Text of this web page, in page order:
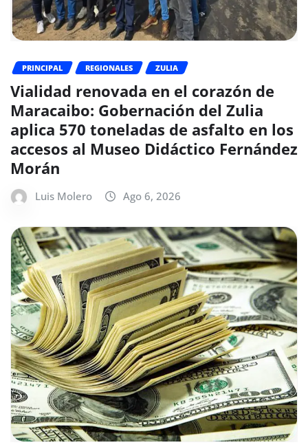
PRINCIPAL REGIONALES ZULIA
Vialidad renovada en el corazón de
Maracaibo: Gobernación del Zulia
aplica 570 toneladas de asfalto en los
accesos al Museo Didáctico Fernández
Morán
Luis Molero Ago 6, 2026